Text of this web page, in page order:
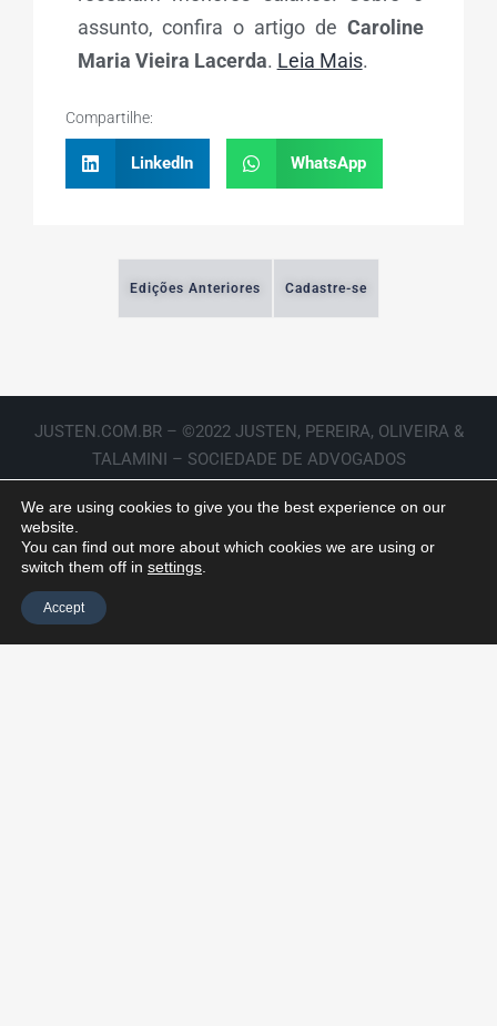
assunto, confira o artigo de Caroline
Maria Vieira Lacerda. Leia Mais.
Compartilhe:
LinkedIn WhatsApp
Edições Anteriores Cadastre-se
JUSTEN.COM.BR – ©2022 JUSTEN, PEREIRA, OLIVEIRA &
TALAMINI – SOCIEDADE DE ADVOGADOS
We are using cookies to give you the best experience on our
website.
You can find out more about which cookies we are using or
switch them off in settings
Accept